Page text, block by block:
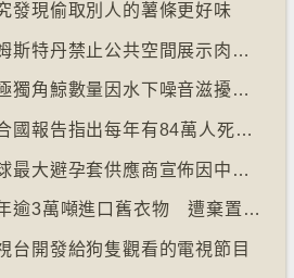
發現偷取別人的薯條更好味
【十萬八千里】阿姆斯特丹禁止公共空間展示肉類和化石燃料廣告已促進碳中和
【十萬八千里】北極獨角鯨數量因水下噪音滋擾而減少
【十萬八千里】聯合國報告指出每年有84萬人死於工作情況欠佳
【十萬八千里】全球最大避孕套供應商宣佈因中東戰事漲價
【十萬八千里】每年逾3萬噸進口舊衣物 遭棄置於智利北部沙漠
台開發給狗隻觀看的電視節目